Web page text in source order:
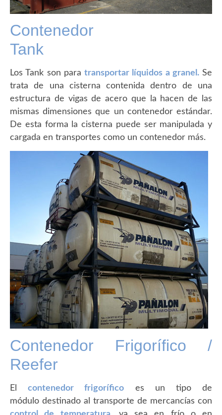
Contenedor
Tank
Los Tank son para transportar líquidos a granel.Se
trata de una cisterna contenida dentro de una
estructura de vigas de acero que la hacen de las
mismas dimensiones que un contenedor estándar.
De esta forma la cisterna puede ser manipulada y
cargada en transportes como un contenedor más.
Contenedor Frigorífico /
Reefer
Elcontenedor frigorífico es un tipo de
módulo destinado al transporte de mercancías con